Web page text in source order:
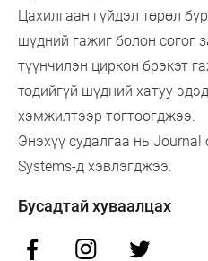
Цахилгаан гүйдэл төрөл
шүдний гажиг болон согог
түүнчилэн циркон брэкэт
төдийгүй шүдний хатуу
хэмжилтээр тогтоогджээ.
Энэхүү судалгаа нь
Systems-д хэвлэгджээ.
Бусадтай хуваалцах